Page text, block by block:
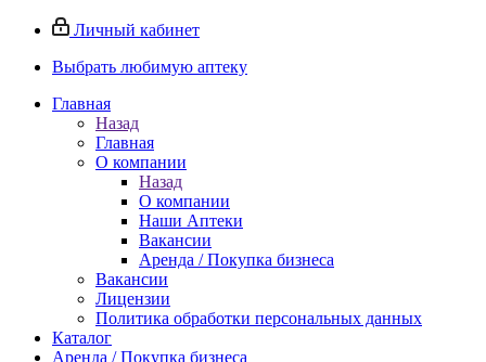
Личный кабинет
Выбрать любимую аптеку
Главная
Назад
Главная
О компании
Назад
О компании
Наши Аптеки
Вакансии
Аренда / Покупка бизнеса
Вакансии
Лицензии
Политика обработки персональных данных
Каталог
Аренда / Покупка бизнеса